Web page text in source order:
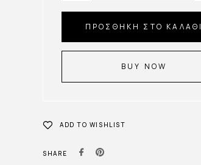
ΠΡΟΣΘΉΚΗ ΣΤΟ ΚΑΛΆΘΙ
BUY NOW
ADD TO WISHLIST
SHARE